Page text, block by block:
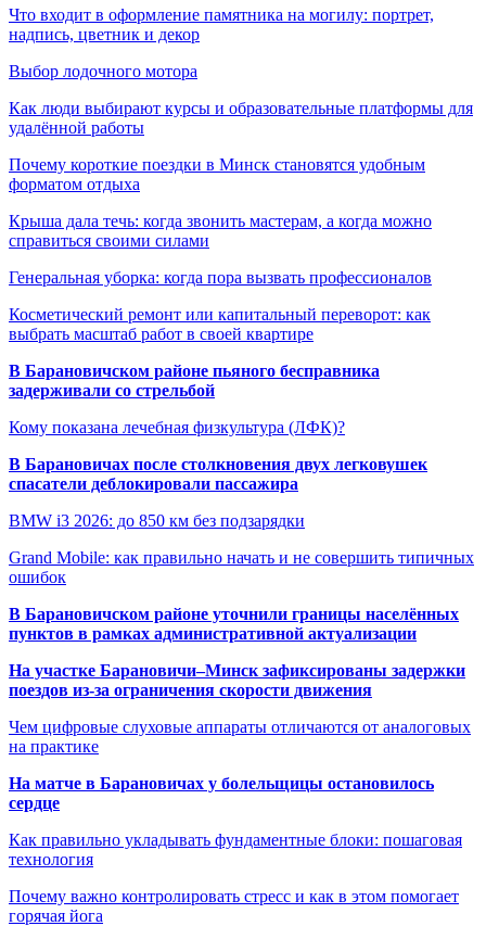
Что входит в оформление памятника на могилу: портрет,
надпись, цветник и декор
Выбор лодочного мотора
Как люди выбирают курсы и образовательные платформы для
удалённой работы
Почему короткие поездки в Минск становятся удобным
форматом отдыха
Крыша дала течь: когда звонить мастерам, а когда можно
справиться своими силами
Генеральная уборка: когда пора вызвать профессионалов
Косметический ремонт или капитальный переворот: как
выбрать масштаб работ в своей квартире
В Барановичском районе пьяного бесправника
задерживали со стрельбой
Кому показана лечебная физкультура (ЛФК)?
В Барановичах после столкновения двух легковушек
спасатели деблокировали пассажира
BMW i3 2026: до 850 км без подзарядки
Grand Mobile: как правильно начать и не совершить типичных
ошибок
В Барановичском районе уточнили границы населённых
пунктов в рамках административной актуализации
На участке Барановичи–Минск зафиксированы задержки
поездов из-за ограничения скорости движения
Чем цифровые слуховые аппараты отличаются от аналоговых
на практике
На матче в Барановичах у болельщицы остановилось
сердце
Как правильно укладывать фундаментные блоки: пошаговая
технология
Почему важно контролировать стресс и как в этом помогает
горячая йога